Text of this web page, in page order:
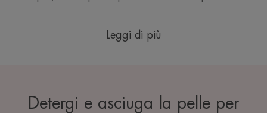
Leggi di più
Detergi e asciuga la pelle per